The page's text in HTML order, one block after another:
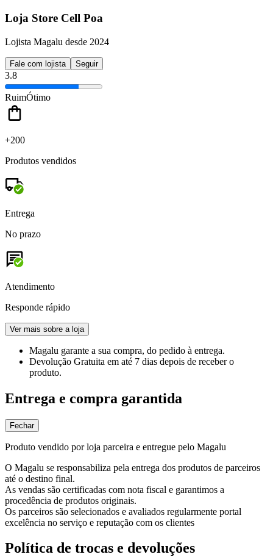
Loja Store Cell Poa
Lojista Magalu desde 2024
Fale com lojista Seguir
3.8
RuimÓtimo
+200
Produtos vendidos
Entrega
No prazo
Atendimento
Responde rápido
Ver mais sobre a loja
Magalu garante a sua compra, do pedido à entrega.
Devolução Gratuita em até 7 dias depois de receber o
produto.
Entrega e compra garantida
Fechar
Produto vendido por loja parceira e entregue pelo Magalu
O Magalu se responsabiliza pela entrega dos produtos de parceiros
até o destino final.
As vendas são certificadas com nota fiscal e garantimos a
procedência de produtos originais.
Os parceiros são selecionados e avaliados regularmente portal
excelência no serviço e reputação com os clientes
Política de trocas e devoluções